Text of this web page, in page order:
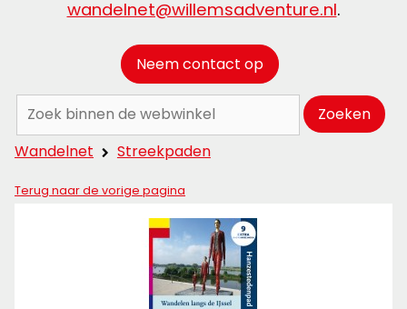
wandelnet@willemsadventure.nl.
Neem contact op
Zoeken:
Zoeken
Wandelnet
Streekpaden
Terug naar de vorige pagina